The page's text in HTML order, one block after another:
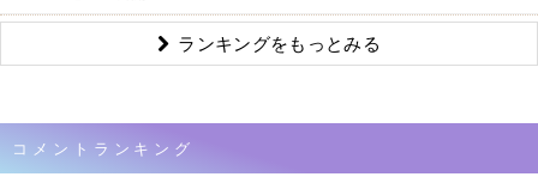
ランキングをもっとみる
コメントランキング